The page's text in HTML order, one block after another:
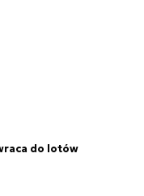
do lotów